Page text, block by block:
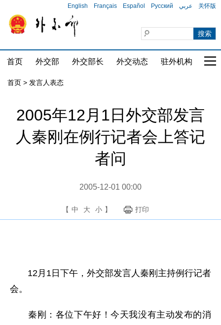
English Français Español Русский عربي 关怀版
首页 外交部 外交部长 外交动态 驻外机构 国
首页 > 发言人表态
2005年12月1日外交部发言
人秦刚在例行记者会上答记
者问
2005-12-01 00:00
【 中 大 小 】 打印
12月1日下午，外交部发言人秦刚主持例行记者
会。
秦刚：各位下午好！今天我没有主动发布的消